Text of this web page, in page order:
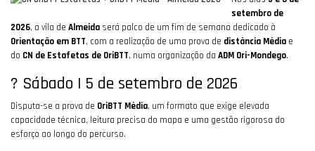
setembro de
2026, a vila de Almeida será palco de um fim de semana dedicado à
Orientação em BTT, com a realização de uma prova de distância Média e
do CN de Estafetas de OriBTT, numa organização da ADM Ori-Mondego.
? Sábado | 5 de setembro de 2026
Disputa-se a prova de OriBTT Média, um formato que exige elevada
capacidade técnica, leitura precisa do mapa e uma gestão rigorosa do
esforço ao longo do percurso.